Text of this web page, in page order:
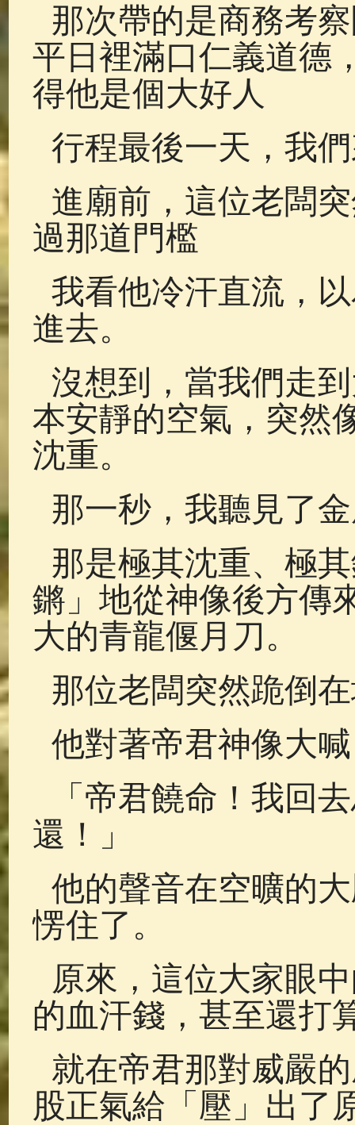
那次帶的是商務考
平日裡滿口仁義道德
得他是個大好人
行程最後一天，我
進廟前，這位老闆
過那道門檻
我看他冷汗直流，
進去。
沒想到，當我們走
本安靜的空氣，突然
沈重。
那一秒，我聽見了
那是極其沈重、極
鏘」地從神像後方傳
大的青龍偃月刀。
那位老闆突然跪倒
他對著帝君神像大
「帝君饒命！我回
還！」
他的聲音在空曠的
愣住了。
原來，這位大家眼
的血汗錢，甚至還打
就在帝君那對威嚴
股正氣給「壓」出了